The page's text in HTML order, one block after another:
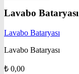
Lavabo Bataryası
Lavabo Bataryası
Lavabo Bataryası
₺ 0,00